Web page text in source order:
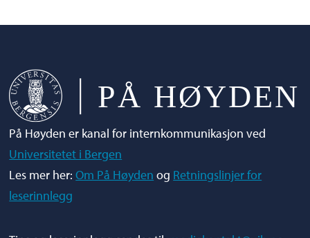
På Høyden er kanal for internkommunikasjon ved
Universitetet i Bergen
Les mer her:Om På Høyden og Retningslinjer for
leserinnlegg